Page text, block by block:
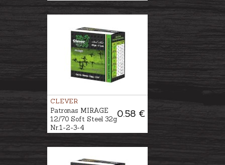
CLEVER
0.58 €
Patronas MIRAGE
12/70 Soft Steel 32g
Nr.1-2-3-4